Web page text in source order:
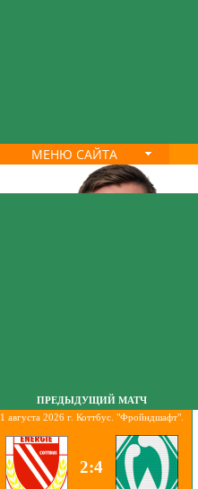
МЕНЮ САЙТА
ПРЕДЫДУЩИЙ МАТЧ
1 августа 2026 г. Коттбус. "Фройндшафт".
2:4